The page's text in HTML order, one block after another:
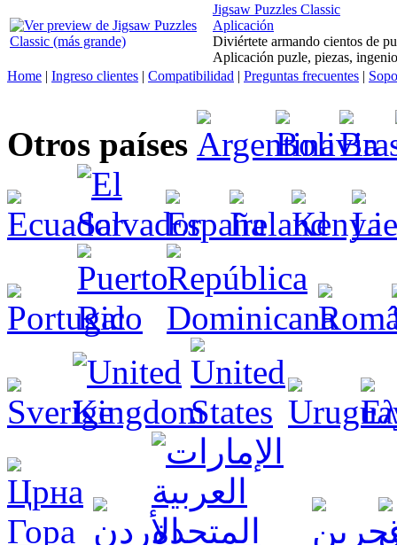
Jigsaw Puzzles Classic
Aplicación
Diviértete armando cientos de
Aplicación puzle, piezas,
Home | Ingreso clientes | Compatibilidad | Preguntas frecuentes |
Otros países